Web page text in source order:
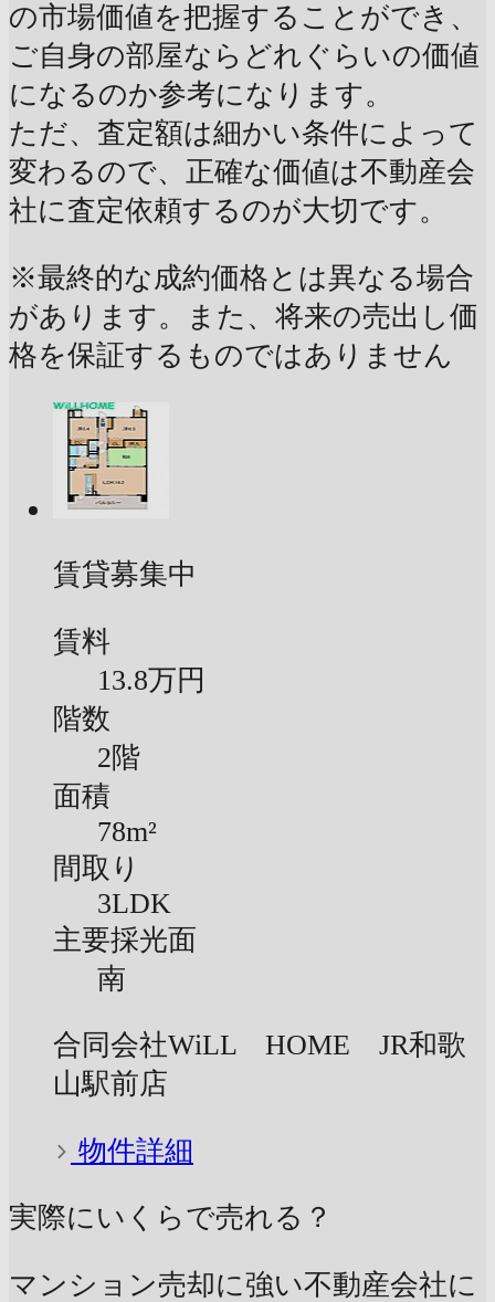
の市場価値を把握することができ、
ご自身の部屋ならどれぐらいの価値
になるのか参考になります。
ただ、査定額は細かい条件によって
変わるので、正確な価値は不動産会
社に査定依頼するのが大切です。
※最終的な成約価格とは異なる場合
があります。また、将来の売出し価
格を保証するものではありません
賃貸募集中
賃料
13.8万円
階数
2階
面積
78m²
間取り
3LDK
主要採光面
南
合同会社WiLL HOME JR和歌
山駅前店
物件詳細
実際にいくらで売れる？
マンション売却に強い不動産会社に